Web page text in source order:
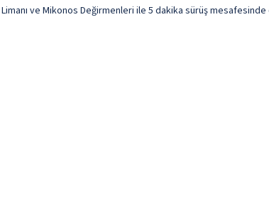
ve Mikonos Değirmenleri ile 5 dakika sürüş mesafesinde